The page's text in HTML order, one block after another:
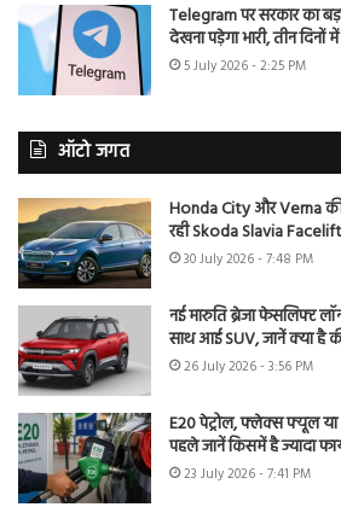
Telegram पर सरकार का
देखना पड़ेगा भारी, तीन दिनों
5 July 2026 - 2:25 PM
ऑटो जगत
Honda City और Verna
रही Skoda Slavia Facelift
30 July 2026 - 7:48 PM
नई मारुति ब्रेजा फेसलिफ्ट
साथ आई SUV, जानें क्या है
26 July 2026 - 3:56 PM
E20 पेट्रोल, फ्लेक्स फ्यूल या
पहले जानें किसमें है ज्यादा
23 July 2026 - 7:41 PM